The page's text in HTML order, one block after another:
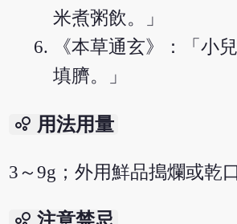
米煮粥飲。」
《本草通玄》：「小
填臍。」
bubble_chart 用法用量
3～9g；外用鮮品搗爛或乾
bubble_chart